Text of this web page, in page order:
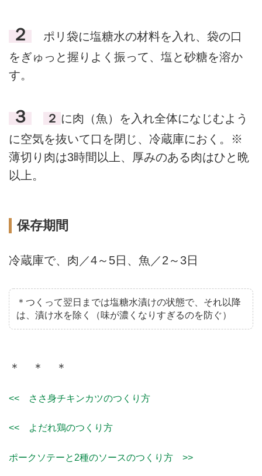
２
ポリ袋に塩糖水の材料を入れ、袋の口
をぎゅっと握りよく振って、塩と砂糖を溶か
す。
３ ２ に肉（魚）を入れ全体になじむよう
に空気を抜いて口を閉じ、冷蔵庫におく。※
薄切り肉は3時間以上、厚みのある肉はひと晩
以上。
保存期間
冷蔵庫で、肉／4～5日、魚／2～3日
＊つくって翌日までは塩糖水漬けの状態で、それ以降
は、漬け水を除く（味が濃くなりすぎるのを防ぐ）
＊ ＊ ＊
<< ささ身チキンカツのつくり方
<< よだれ鶏のつくり方
ポークソテーと2種のソースのつくり方 >>